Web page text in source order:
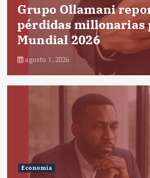
Grupo Ollamani
pérdidas millonarias
Mundial 2026
agosto 1, 2026
Economía